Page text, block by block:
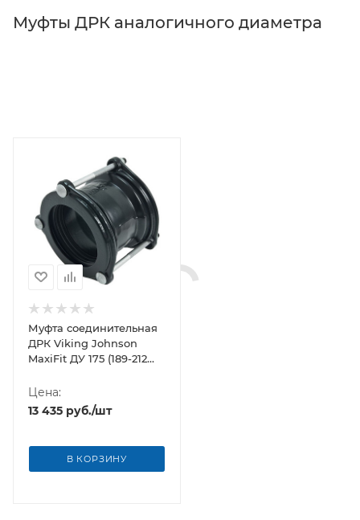
Муфты ДРК аналогичного диаметра
Муфта соединительная
ДРК Viking Johnson
MaxiFit ДУ 175 (189-212
Цена:
13 435 руб./шт
В КОРЗИНУ